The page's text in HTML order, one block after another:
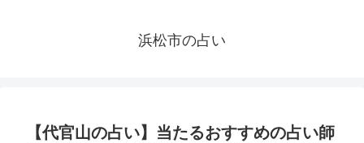
浜松市の占い
【代官山の占い】当たるおすすめの占い師